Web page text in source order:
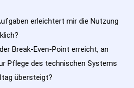
erleichtert mir die Nutzung
Break-Even-Point erreicht, an
Pflege des technischen Systems
übersteigt?